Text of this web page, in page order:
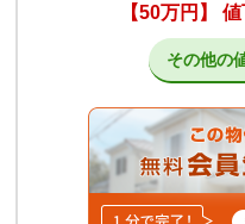
【50万円】
その他の